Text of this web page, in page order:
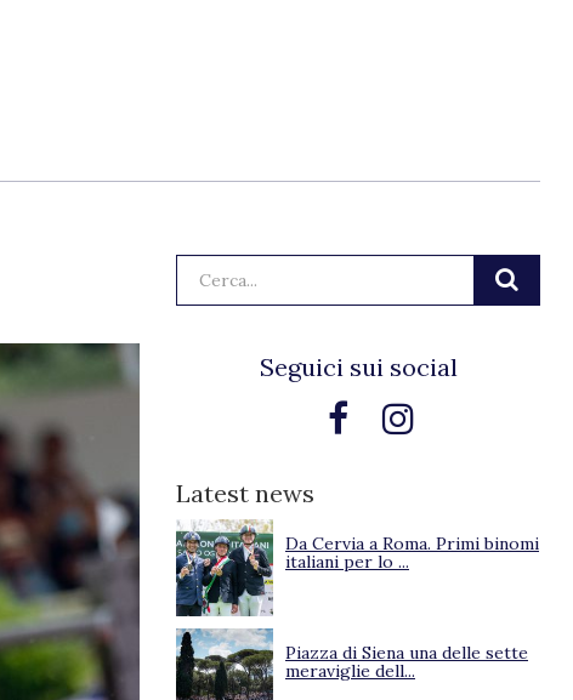
Seguici sui social
Latest news
Da Cervia a Roma. Primi binomi
italiani per lo ...
Piazza di Siena una delle sette
meraviglie dell...